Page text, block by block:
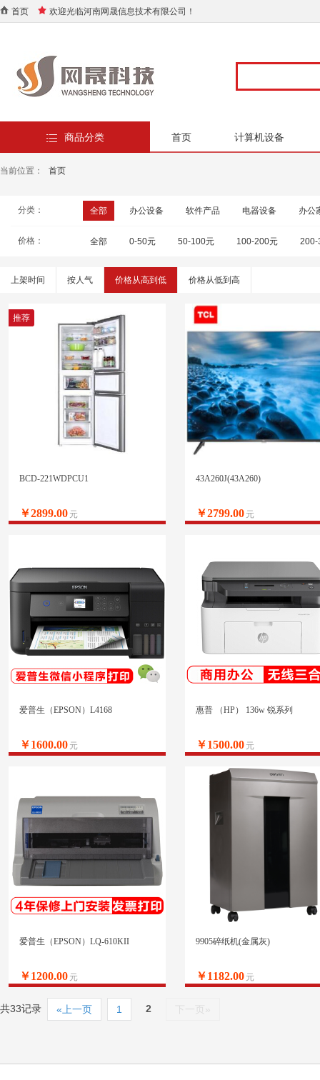
首页 欢迎光临河南网晟信息技术有限公司！
商品分类 首页 计算机设备
当前位置： 首页
分类： 全部 办公设备 软件产品 电器设备 办公
价格： 全部 0-50元 50-100元 100-200元 200-
上架时间 按人气 价格从高到低 价格从低到高
推荐
BCD-221WDPCU1
￥2899.00 元
43A260J(43A260)
￥2799.00 元
爱普生（EPSON）L4168
￥1600.00 元
惠普 （HP） 136w 锐系列
￥1500.00 元
爱普生（EPSON）LQ-610KII
￥1200.00 元
9905碎纸机(金属灰)
￥1182.00 元
共33记录 «上一页 1 2 下一页»